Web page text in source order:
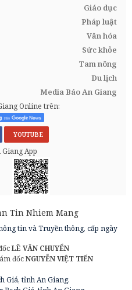
Giáo dục
Pháp luật
Văn hóa
Sức khỏe
Tam nông
Du lịch
Media Báo An Giang
Online trên:
YOUTUBE
App
tin và Truyền thông, cấp ngày
LÊ VĂN CHUYỂN
đốcNGUYỄN VIỆT TIẾN
Giá, tỉnh An Giang.